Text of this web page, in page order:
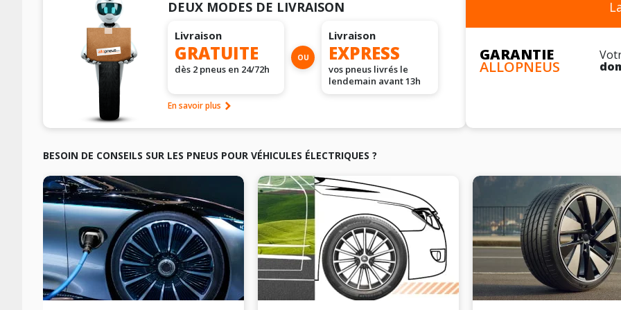
DEUX MODES DE LIVRAISON
Livraison
GRATUITE
dès 2 pneus en 24/72h
OU
Livraison
EXPRESS
vos pneus livrés le
lendemain avant 13h
En savoir plus
GARANTIE
ALLOPNEUS
BESOIN DE CONSEILS SUR LES PNEUS POUR VÉHICULES ÉLECTRIQUES ?